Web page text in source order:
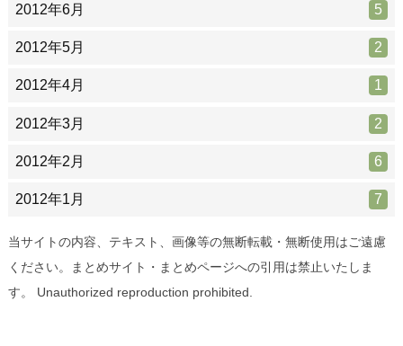
2012年6月 5
2012年5月 2
2012年4月 1
2012年3月 2
2012年2月 6
2012年1月 7
当サイトの内容、テキスト、画像等の無断転載・無断使用はご遠慮
ください。まとめサイト・まとめページへの引用は禁止いたしま
す。 Unauthorized reproduction prohibited.